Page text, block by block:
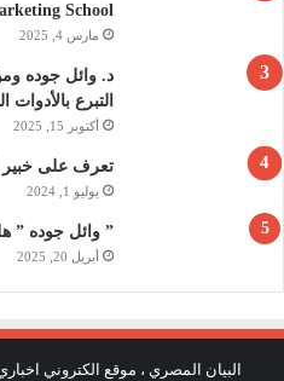
School
مارس 4, 2025
د. وائل جوده
التبرع بالأدوات
أكتوبر 15, 2025
تعرف على
يوليو 1, 2024
” وائل جوده ”
أبريل 20, 2025
البيان المصري ، موقع الكتروني